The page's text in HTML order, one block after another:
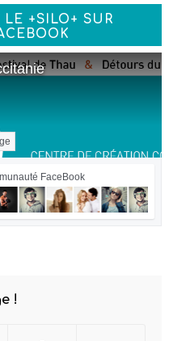
+SILO+ SUR
FaceBook
!